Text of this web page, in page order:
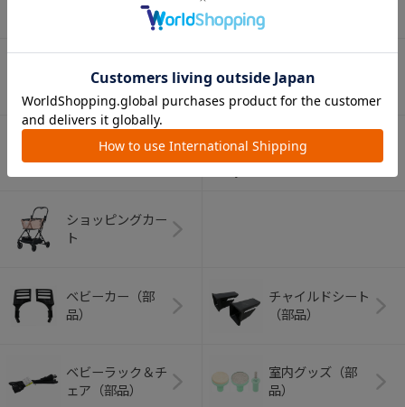
ン・フォーク
（お口のケア）
ベビートイ
アウトドアグッズ
（ヘルメット）
ペット用品
ショッピングカー
ト
ベビーカー（部
品）
チャイルドシート
（部品）
ベビーラック＆チ
ェア（部品）
室内グッズ（部
品）